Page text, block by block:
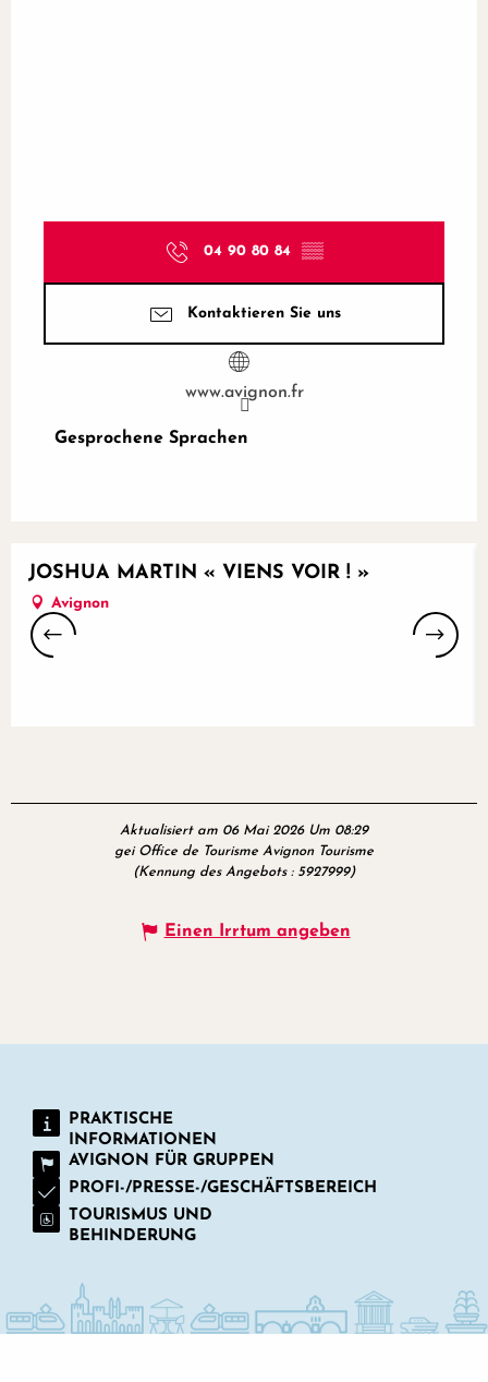
04 90 80 84 ▒▒
Kontaktieren Sie uns
www.avignon.fr
Gesprochene Sprachen
Gesprochene Sprachen
JOSHUA MARTIN « VIENS VOIR ! »
Avignon
Aktualisiert am 06 Mai 2026 Um 08:29
gei Office de Tourisme Avignon Tourisme
(Kennung des Angebots : 5927999)
Einen Irrtum angeben
PRAKTISCHE
INFORMATIONEN
AVIGNON FÜR GRUPPEN
PROFI-/PRESSE-/GESCHÄFTSBEREICH
TOURISMUS UND
BEHINDERUNG